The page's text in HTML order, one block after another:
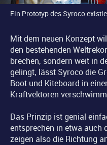
Ein Prototyp des Syroco
Mit dem neuen Konzept
den bestehenden
brechen, sondern weit in
gelingt, lässt Syroco die
Boot und Kiteboard in
Kraftvektoren
Das Prinzip ist genial
entsprechen in etwa auch
zeigen also die Richtung